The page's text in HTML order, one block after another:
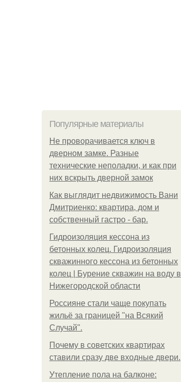
Популярные материалы
Не проворачивается ключ в
дверном замке. Разные
технические неполадки, и как при
них вскрыть дверной замок
Как выглядит недвижимость Вани
Дмитриенко: квартира, дом и
собственный гастро - бар.
Гидроизоляция кессона из
бетонных колец. Гидроизоляция
скважинного кессона из бетонных
колец | Бурение скважин на воду в
Нижегородской области
Россияне стали чаще покупать
жильё за границей "на Всякий
Случай".
Почему в советских квартирах
ставили сразу две входные двери.
Утепление пола на балконе: